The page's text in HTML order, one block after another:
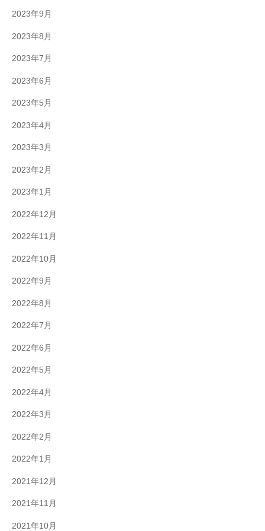
2023年9月
2023年8月
2023年7月
2023年6月
2023年5月
2023年4月
2023年3月
2023年2月
2023年1月
2022年12月
2022年11月
2022年10月
2022年9月
2022年8月
2022年7月
2022年6月
2022年5月
2022年4月
2022年3月
2022年2月
2022年1月
2021年12月
2021年11月
2021年10月